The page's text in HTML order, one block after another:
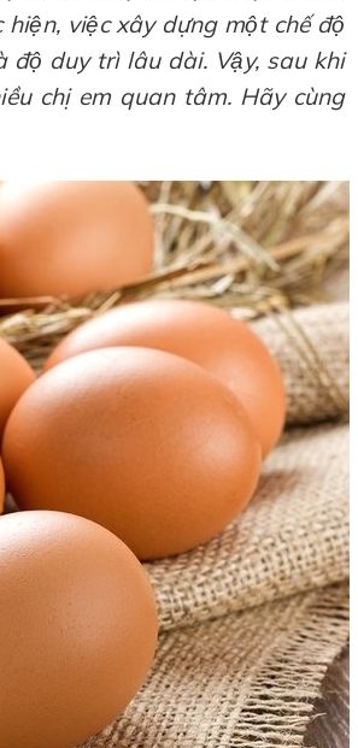
việc xây dựng một chế độ
độ duy trì lâu dài. Vậy, sau khi
chị em quan tâm. Hãy cùng